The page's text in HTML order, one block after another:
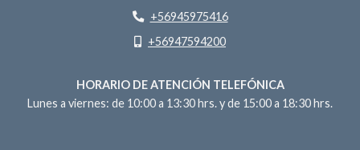
+56945975416
+56947594200
HORARIO DE ATENCIÓN TELEFÓNICA
Lunes a viernes: de 10:00 a 13:30 hrs. y de 15:00 a 18:30 hrs.